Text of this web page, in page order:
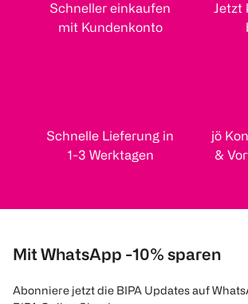
Schneller einkaufen
mit Kundenkonto
Jetzt
Schnelle Lieferung in
1-3 Werktagen
jö
&
Mit WhatsApp -10% sparen
Abonniere jetzt die BIPA Updates auf